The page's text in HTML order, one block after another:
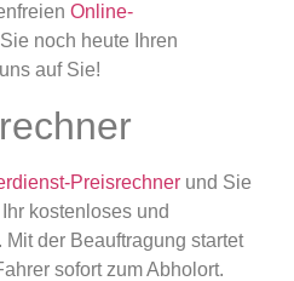
Online-
noch heute Ihren
auf Sie!
Preisrechnerund Sie
kostenloses und
der Beauftragung startet
sofort zum Abholort.